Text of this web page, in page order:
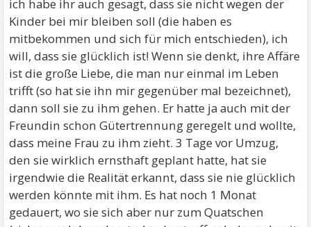
ich habe ihr auch gesagt, dass sie nicht wegen der
Kinder bei mir bleiben soll (die haben es
mitbekommen und sich für mich entschieden), ich
will, dass sie glücklich ist! Wenn sie denkt, ihre Affäre
ist die große Liebe, die man nur einmal im Leben
trifft (so hat sie ihn mir gegenüber mal bezeichnet),
dann soll sie zu ihm gehen. Er hatte ja auch mit der
Freundin schon Gütertrennung geregelt und wollte,
dass meine Frau zu ihm zieht. 3 Tage vor Umzug,
den sie wirklich ernsthaft geplant hatte, hat sie
irgendwie die Realität erkannt, dass sie nie glücklich
werden könnte mit ihm. Es hat noch 1 Monat
gedauert, wo sie sich aber nur zum Quatschen